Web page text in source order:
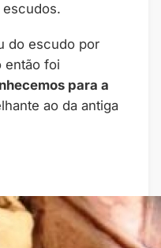
do escudo por
então foi
para a
ao da antiga